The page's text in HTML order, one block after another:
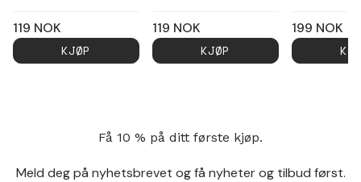
119 NOK
KJØP
119 NOK
KJØP
199 NOK
Få 10 % på ditt første kjøp.
Meld deg på nyhetsbrevet og få nyheter og tilbud først.